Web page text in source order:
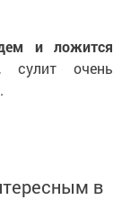
и ложится
сулит очень
в